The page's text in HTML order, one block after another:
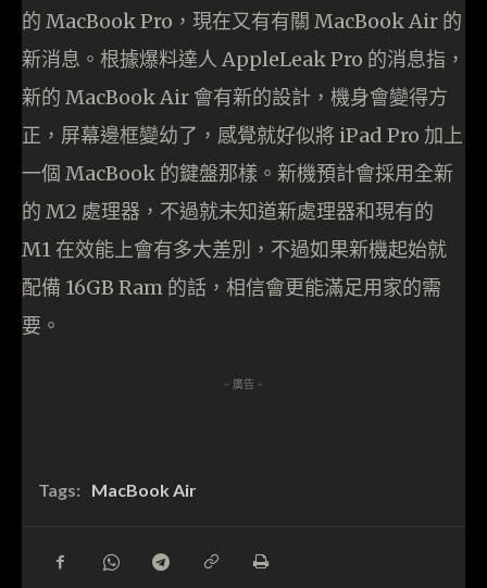
的 MacBook Pro，現在又有有關 MacBook Air 的
新消息。根據爆料達人 AppleLeak Pro 的消息指，
新的 MacBook Air 會有新的設計，機身會變得方
正，屏幕邊框變幼了，感覺就好似將 iPad Pro 加上
一個 MacBook 的鍵盤那樣。新機預計會採用全新
的 M2 處理器，不過就未知道新處理器和現有的
M1 在效能上會有多大差別，不過如果新機起始就
配備 16GB Ram 的話，相信會更能滿足用家的需
要。
- 廣告 -
Tags: MacBook Air